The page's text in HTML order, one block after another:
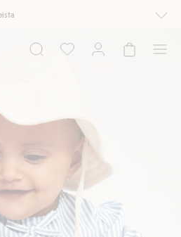
muihin alennuksiin tai tarjouksiin.